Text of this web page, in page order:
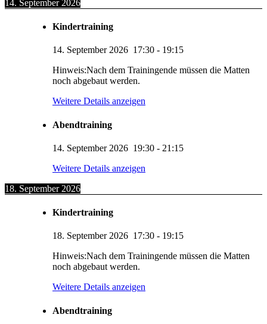
14. September 2026
Kindertraining
14. September 2026 17:30 - 19:15
Hinweis:Nach dem Trainingende müssen die Matten
noch abgebaut werden.
Weitere Details anzeigen
Abendtraining
14. September 2026 19:30 - 21:15
Weitere Details anzeigen
18. September 2026
Kindertraining
18. September 2026 17:30 - 19:15
Hinweis:Nach dem Trainingende müssen die Matten
noch abgebaut werden.
Weitere Details anzeigen
Abendtraining